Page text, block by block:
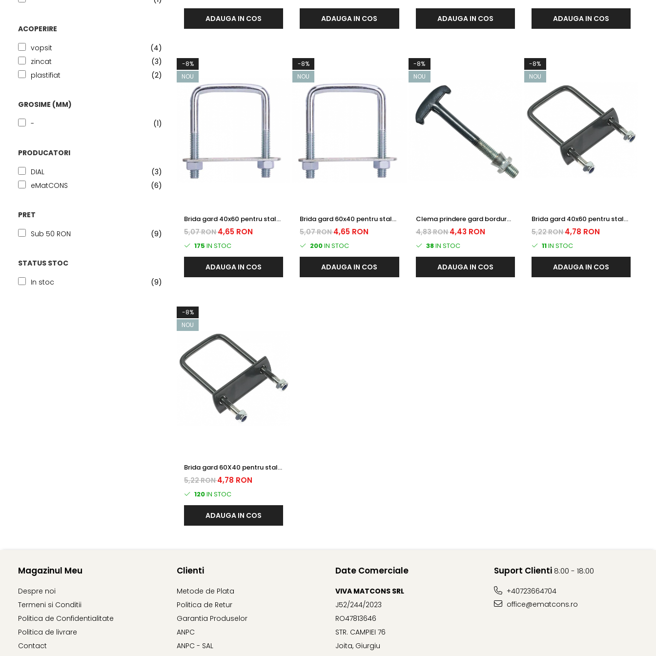
ACOPERIRE
vopsit
(4)
zincat
(3)
plastifiat
(2)
GROSIME (MM)
-
(1)
PRODUCATORI
DIAL
(3)
eMatCONS
(6)
PRET
Sub 50 RON
(9)
STATUS STOC
In stoc
(9)
ADAUGA IN COS ADAUGA IN COS ADAUGA IN COS ADAUGA IN COS
-8%
NOU
Brida gard 40x60 pentru stalp
rectangular zincat
5,07 RON4,65 RON
175 IN STOC
ADAUGA IN COS
-8%
NOU
Brida gard 60x40 pentru stalp
rectangular zincat
5,07 RON4,65 RON
200IN STOC
ADAUGA IN COS
-8%
NOU
Clema prindere gard bordurat
Tip T - plastifiata GRI
(RAL7016), antifurt
4,83 RON4,43 RON
38IN STOC
ADAUGA IN COS
-8%
NOU
Brida gard 40x60 pentru stalp
rectangular RAL7016 GRI
5,22 RON4,78 RON
11IN STOC
ADAUGA IN COS
-8%
NOU
Brida gard 60X40 pentru stalp
rectangular RAL7016 GRI
5,22 RON4,78 RON
120IN STOC
ADAUGA IN COS
Magazinul Meu
Despre noi
Termeni si Conditii
Politica de Confidentialitate
Politica de livrare
Contact
Clienti
Metode de Plata
Politica de Retur
Garantia Produselor
ANPC
ANPC - SAL
Date Comerciale
VIVA MATCONS SRL
J52/244/2023
RO47813646
STR. CAMPIEI 76
Joita, Giurgiu
Suport Clienti 8:00 - 18:00
+40723664704
office@ematcons.ro